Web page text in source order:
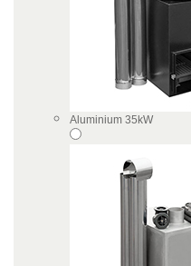
Aluminium 35kW